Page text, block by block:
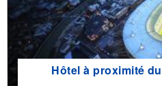
Hôtel à proximité